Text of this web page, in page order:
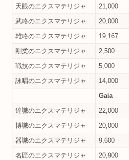
天眼のエクスマテリジャ 21,000
武略のエクスマテリジャ
20,000
雄略のエクスマテリジャ
19,167
剛柔のエクスマテリジャ
2,500
戦技のエクスマテリジャ
5,000
詠唱のエクスマテリジャ
14,000
Gaia
達識のエクスマテリジャ
22,000
博識のエクスマテリジャ
20,000
器識のエクスマテリジャ
9,600
名匠のエクスマテリジャ
20,900